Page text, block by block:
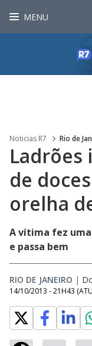
MENU
Noticias R7 Rio de
Ladrões
de
orelha
A vítima fez
e passa bem
RIO DE JANEIRO |
14/10/2013 - 21H43